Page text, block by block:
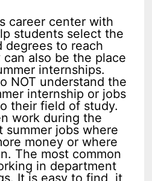
career center with
students select the
degrees to reach
also be the place
internships.
NOT understand the
internship or jobs
their field of study.
work during the
summer jobs where
money or where
The most common
in department
It is easy to find, it